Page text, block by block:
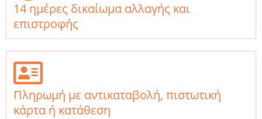
14 ημέρες δικαίωμα αλλαγής και
επιστροφής
Πληρωμή με αντικαταβολή, πιστωτική
κάρτα ή κατάθεση